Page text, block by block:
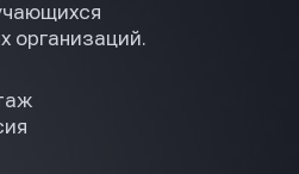
организаций.